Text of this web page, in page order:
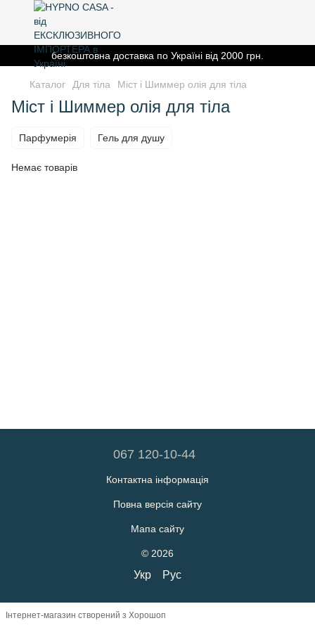
безкоштовна доставка по Україні від 2000 грн.
Каталог Для тіла Міст і Шиммер олія для тіла
Міст і Шиммер олія для тіла
Парфумерія Гель для душу
Немає товарів
067 120-10-44
Контактна інформація
Повна версія сайту
Мапа сайту
© 2026
Укр Рус
Інтернет-магазин створений з Хорошоп